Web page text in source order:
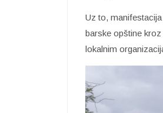
Uz to,
barske opštine
lokalnim